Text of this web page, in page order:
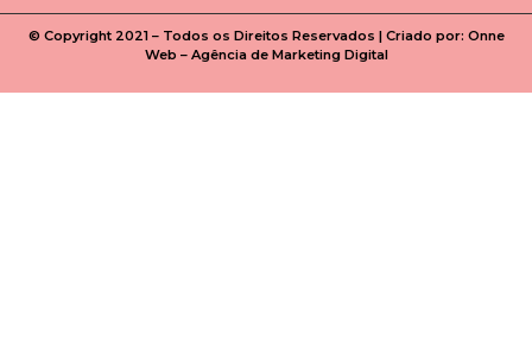
© Copyright 2021 – Todos os Direitos Reservados | Criado por: Onne
Web – Agência de Marketing Digital